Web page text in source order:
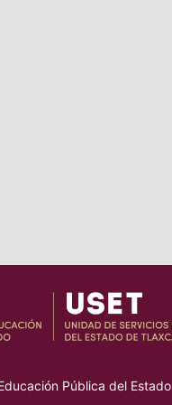
Pública del Estado